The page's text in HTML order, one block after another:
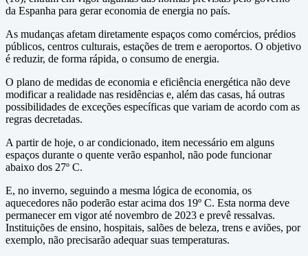
da Espanha para gerar economia de energia no país.
As mudanças afetam diretamente espaços como comércios, prédios
públicos, centros culturais, estações de trem e aeroportos. O objetivo
é reduzir, de forma rápida, o consumo de energia.
O plano de medidas de economia e eficiência energética não deve
modificar a realidade nas residências e, além das casas, há outras
possibilidades de exceções específicas que variam de acordo com as
regras decretadas.
A partir de hoje, o ar condicionado, item necessário em alguns
espaços durante o quente verão espanhol, não pode funcionar
abaixo dos 27º C.
E, no inverno, seguindo a mesma lógica de economia, os
aquecedores não poderão estar acima dos 19º C. Esta norma deve
permanecer em vigor até novembro de 2023 e prevê ressalvas.
Instituições de ensino, hospitais, salões de beleza, trens e aviões, por
exemplo, não precisarão adequar suas temperaturas.